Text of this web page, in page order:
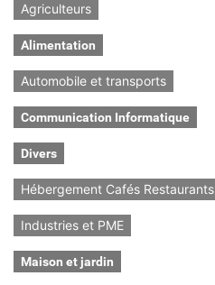
Agriculteurs
Alimentation
Automobile et transports
Communication Informatique
Divers
Hébergement Cafés Restaurants
Industries et PME
Maison et jardin